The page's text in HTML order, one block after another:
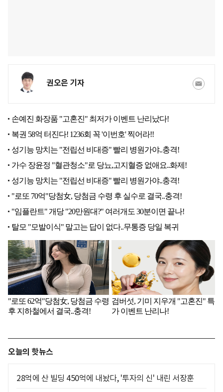
권오은 기자
오늘의 핫뉴스
28억에 산 빌딩 450억에 내놨다, '투자의 신' 내린 서장훈